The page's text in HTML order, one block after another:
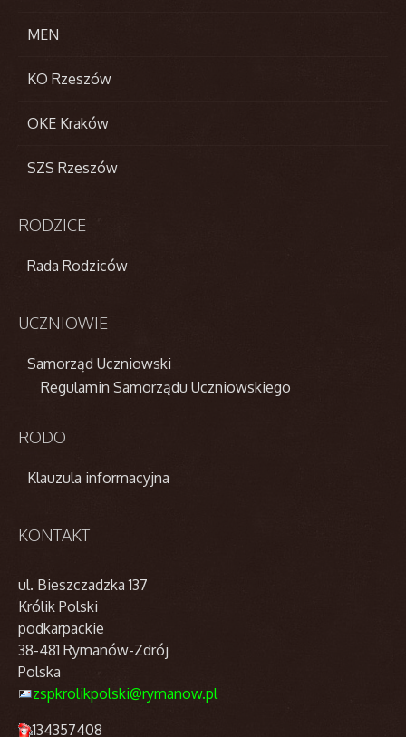
MEN
KO Rzeszów
OKE Kraków
SZS Rzeszów
RODZICE
Rada Rodziców
UCZNIOWIE
Samorząd Uczniowski
Regulamin Samorządu Uczniowskiego
RODO
Klauzula informacyjna
KONTAKT
ul. Bieszczadzka 137
Królik Polski
podkarpackie
38-481 Rymanów-Zdrój
Polska
zspkrolikpolski@rymanow.pl
134357408